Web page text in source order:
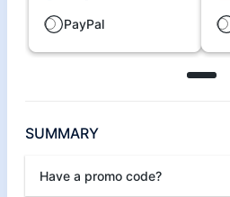
PayPal
SUMMARY
Have a promo code?